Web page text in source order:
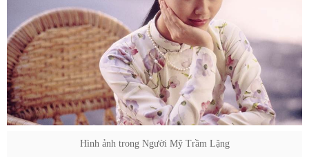
Hình ảnh trong Người Mỹ Trầm Lặng